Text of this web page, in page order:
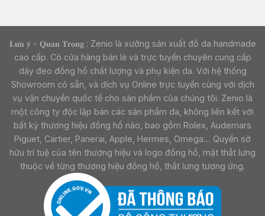
𝐋𝐮̛𝐮 𝐲́ - 𝐐𝐮𝐚𝐧 𝐓𝐫𝐨̣𝐧𝐠 : Zenio là xưởng sản xuất đồ da handmade
cao cấp. Có cửa hàng bán lẻ và trực tuyến chuyên cung cấp
dây đeo đồng hồ chất lượng và phụ kiện da. Với hệ thống
Showroom có sẵn, và dịch vụ Online trực tuyến cùng với dịch
vụ vận chuyển quốc tế cho sản phẩm của chúng tôi. Zenio là
một công ty độc lập bán các sản phẩm da, không liên kết với
bất kỳ thương hiệu đồng hồ nào, bao gồm Rolex, Audemars
Piguet, Cartier, Panerai, Apple, Hermes, Omega.... Quyền sở
hữu trí tuệ của tên thương hiệu và logo đồng hồ, mặt thắt lưng
thuộc về từng thương hiệu đồng hồ, thắt lưng tương ứng.